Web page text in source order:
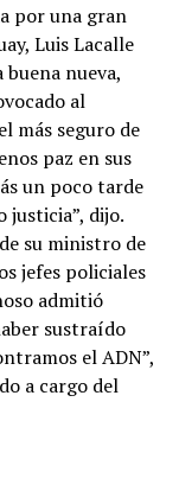
por una gran
Luis Lacalle
nueva,
al
más seguro de
paz en sus
un poco tarde
justicia”, dijo.
su ministro de
jefes policiales
admitió
sustraído
el ADN”,
a cargo del